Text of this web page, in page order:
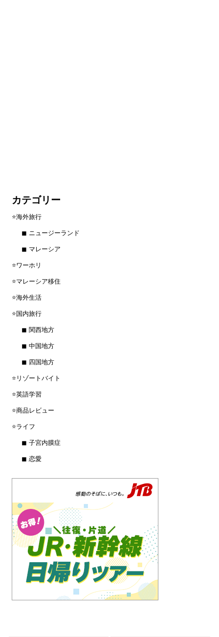
カテゴリー
⭐️海外旅行
◼︎ ニュージーランド
◼︎ マレーシア
⭐️ワーホリ
⭐️マレーシア移住
⭐️海外生活
⭐️国内旅行
◼︎ 関西地方
◼︎ 中国地方
◼︎ 四国地方
⭐️リゾートバイト
⭐️英語学習
⭐️商品レビュー
⭐️ライフ
◼︎ 子宮内膜症
◼︎ 恋愛